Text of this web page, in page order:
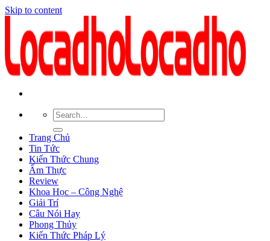
Skip to content
Trang Chủ
Tin Tức
Kiến Thức Chung
Ẩm Thực
Review
Khoa Học – Công Nghệ
Giải Trí
Câu Nói Hay
Phong Thủy
Kiến Thức Pháp Lý